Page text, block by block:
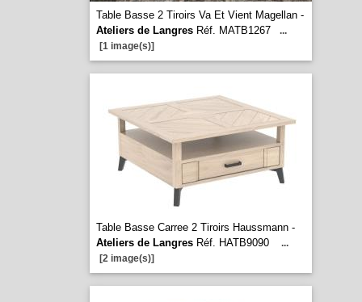
Table Basse 2 Tiroirs Va Et Vient Magellan -
Ateliers de LangresRéf. MATB1267
...
[1 image(s)]
Table Basse Carree 2 Tiroirs Haussmann -
Ateliers de LangresRéf. HATB9090
...
[2 image(s)]